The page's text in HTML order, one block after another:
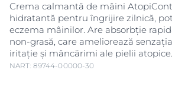
Crema calmantă de mâini
hidratantă pentru îngrijire zilnică,
eczema mâinilor. Are absorbție
non-grasă, care ameliorează
iritație și mâncărimi ale pielii atopice.
NART: 89744-00000-30